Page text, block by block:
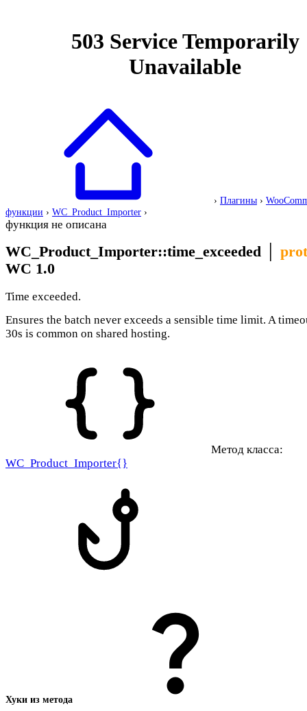
› Плагины ›
функции › WC_Product_Importer ›
функция не описана
WC_Product_Importer::time_exceeded
WC 1.0
Time exceeded.
Ensures the batch never exceeds a sensible time limit. A
30s is common on shared hosting.
Метод класса:
WC_Product_Importer{}
Хуки из метода